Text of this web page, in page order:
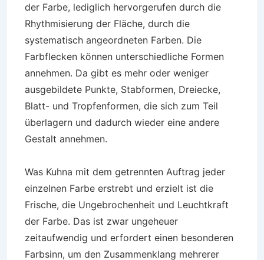
der Farbe, lediglich hervorgerufen durch die
Rhythmisierung der Fläche, durch die
systematisch angeordneten Farben. Die
Farbflecken können unterschiedliche Formen
annehmen. Da gibt es mehr oder weniger
ausgebildete Punkte, Stabformen, Dreiecke,
Blatt- und Tropfenformen, die sich zum Teil
überlagern und dadurch wieder eine andere
Gestalt annehmen.
Was Kuhna mit dem getrennten Auftrag jeder
einzelnen Farbe erstrebt und erzielt ist die
Frische, die Ungebrochenheit und Leuchtkraft
der Farbe. Das ist zwar ungeheuer
zeitaufwendig und erfordert einen besonderen
Farbsinn, um den Zusammenklang mehrerer